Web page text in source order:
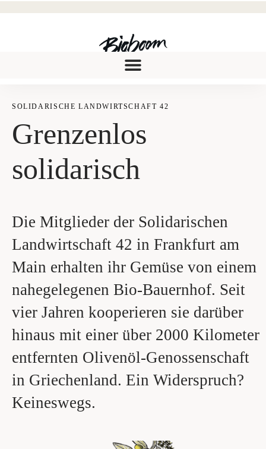
SOLI­DA­RI­SCHE LAND­WIRT­SCHAFT 42
Gren­zen­los
solidarisch
Die Mitglieder der Solidarischen
Landwirtschaft 42 in Frankfurt am
Main erhalten ihr Gemüse von einem
­nahegelegenen Bio-Bauernhof. Seit
vier Jahren kooperieren sie darüber
hinaus mit einer über 2000 Kilometer
entfernten Olivenöl-Genossenschaft
in Griechenland. Ein Widerspruch?
Keineswegs.